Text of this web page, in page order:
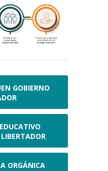
GOBIERNO
ORGÁNICA